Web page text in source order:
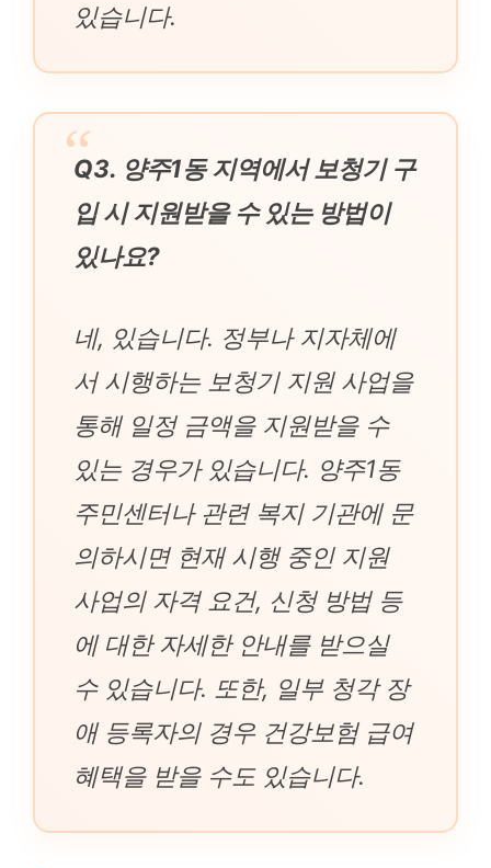
있습니다.
Q3. 양주1동 지역에서 보청기 구
입 시 지원받을 수 있는 방법이
있나요?
네, 있습니다. 정부나 지자체에
서 시행하는 보청기 지원 사업을
통해 일정 금액을 지원받을 수
있는 경우가 있습니다. 양주1동
주민센터나 관련 복지 기관에 문
의하시면 현재 시행 중인 지원
사업의 자격 요건, 신청 방법 등
에 대한 자세한 안내를 받으실
수 있습니다. 또한, 일부 청각 장
애 등록자의 경우 건강보험 급여
혜택을 받을 수도 있습니다.